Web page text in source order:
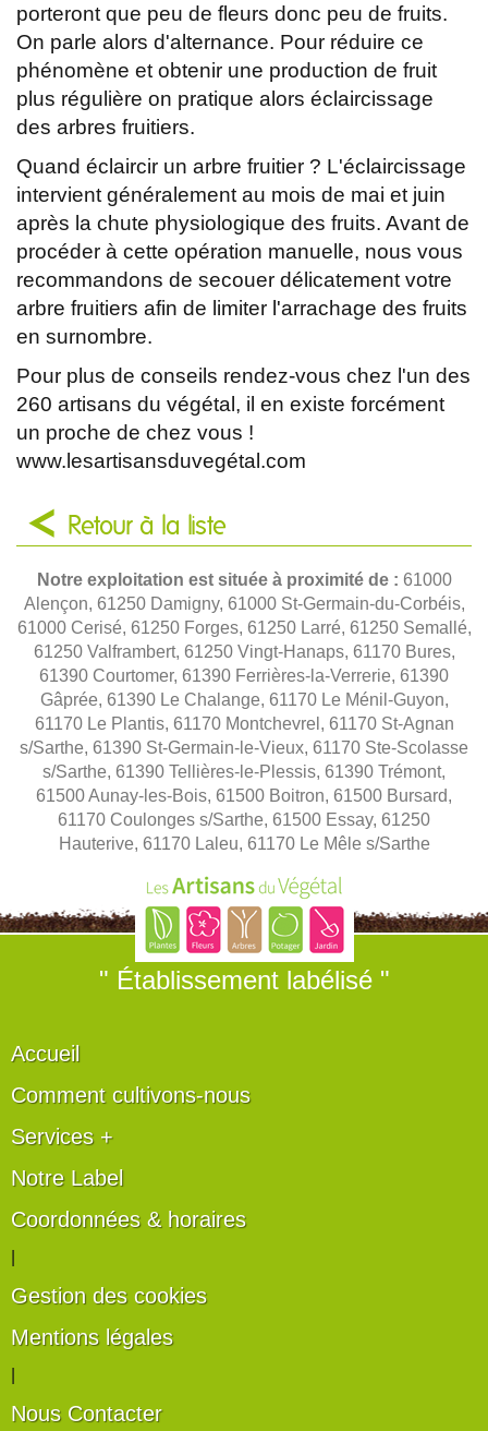
porteront que peu de fleurs donc peu de fruits.
On parle alors d'alternance. Pour réduire ce
phénomène et obtenir une production de fruit
plus régulière on pratique alors éclaircissage
des arbres fruitiers.
Quand éclaircir un arbre fruitier ? L'éclaircissage
intervient généralement au mois de mai et juin
après la chute physiologique des fruits. Avant de
procéder à cette opération manuelle, nous vous
recommandons de secouer délicatement votre
arbre fruitiers afin de limiter l'arrachage des fruits
en surnombre.
Pour plus de conseils rendez-vous chez l'un des
260 artisans du végétal, il en existe forcément
un proche de chez vous !
www.lesartisansduvegétal.com
Retour à la liste
Notre exploitation est située à proximité de : 61000
Alençon, 61250 Damigny, 61000 St-Germain-du-Corbéis,
61000 Cerisé, 61250 Forges, 61250 Larré, 61250 Semallé,
61250 Valframbert, 61250 Vingt-Hanaps, 61170 Bures,
61390 Courtomer, 61390 Ferrières-la-Verrerie, 61390
Gâprée, 61390 Le Chalange, 61170 Le Ménil-Guyon,
61170 Le Plantis, 61170 Montchevrel, 61170 St-Agnan
s/Sarthe, 61390 St-Germain-le-Vieux, 61170 Ste-Scolasse
s/Sarthe, 61390 Tellières-le-Plessis, 61390 Trémont,
61500 Aunay-les-Bois, 61500 Boitron, 61500 Bursard,
61170 Coulonges s/Sarthe, 61500 Essay, 61250
Hauterive, 61170 Laleu, 61170 Le Mêle s/Sarthe
" Établissement labélisé "
Accueil
Comment cultivons-nous
Services +
Notre Label
Coordonnées & horaires
Gestion des cookies
Mentions légales
Nous Contacter